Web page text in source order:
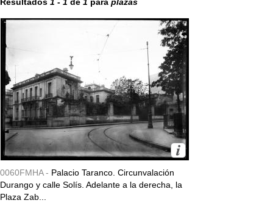
0060FMHA - Palacio Taranco. Circunvalación
Durango y calle Solís. Adelante a la derecha, la
Plaza Zab...